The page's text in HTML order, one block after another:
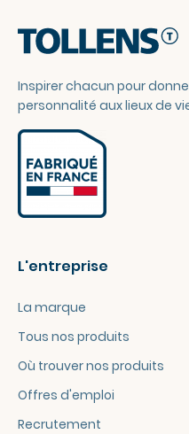
Inspirer chacun pour
personnalité aux lieux de
L'entreprise
La marque
Tous nos produits
Où trouver nos produits
Offres d'emploi
Recrutement